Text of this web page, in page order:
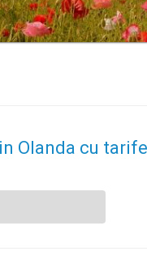
Olanda cu